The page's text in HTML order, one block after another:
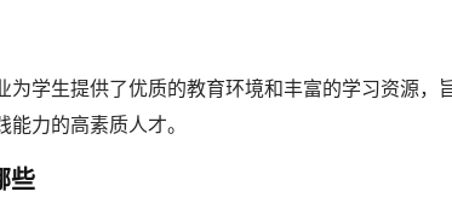
为学生提供了优质的教育环境和丰富的学习资源，
力的高素质人才。
些